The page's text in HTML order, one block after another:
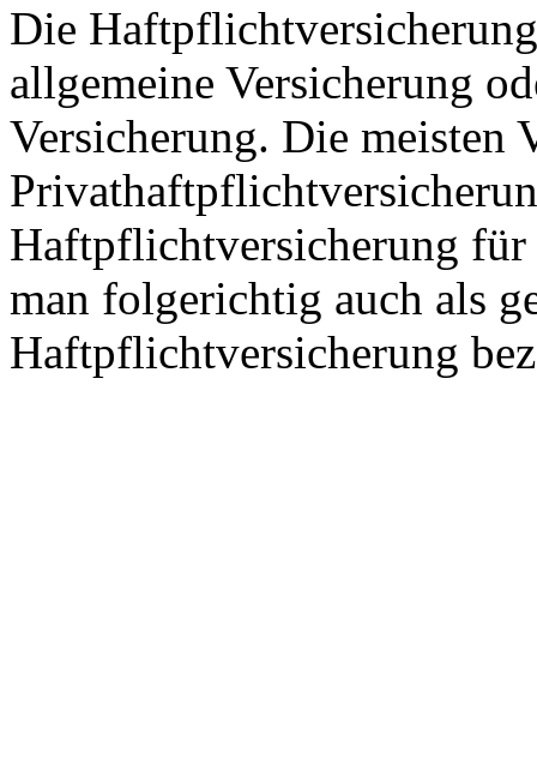
Die
allgemeine Versicherung
Versicherung. Die meisten
Haftpflichtversicherung
man folgerichtig auch als
Haftpflichtversicherung